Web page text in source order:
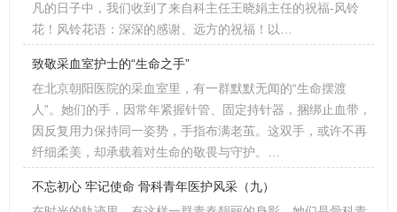
凡的日子中，我们收到了来自科主任王晓娟主任的祝福-风铃
花！风铃花语：深深的感谢、远方的祝福！以…
致敬采血室护士的“生命之手”
在北京朝阳医院的采血室里，有一群默默无闻的“生命摆渡
人”。她们的手，因常年紧握针管、固定持针器，捆绑止血带，
因反复用力保持同一姿势，手指布满老茧。这双手，或许不再
纤细柔美，却承载着对生命的敬畏与守护。…
不忘初心 牢记使命 骨科青年医护风采（九）